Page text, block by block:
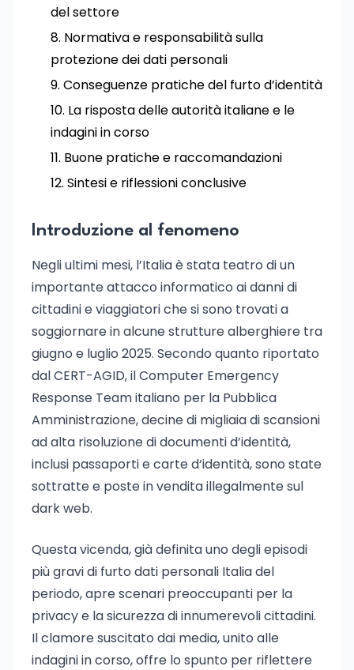
del settore
Normativa e responsabilità sulla
protezione dei dati personali
Conseguenze pratiche del furto d’identità
La risposta delle autorità italiane e le
indagini in corso
Buone pratiche e raccomandazioni
Sintesi e riflessioni conclusive
Introduzione al fenomeno
Negli ultimi mesi, l’Italia è stata teatro di un
importante attacco informatico ai danni di
cittadini e viaggiatori che si sono trovati a
soggiornare in alcune strutture alberghiere tra
giugno e luglio 2025. Secondo quanto riportato
dal CERT-AGID, il Computer Emergency
Response Team italiano per la Pubblica
Amministrazione, decine di migliaia di scansioni
ad alta risoluzione di documenti d’identità,
inclusi passaporti e carte d’identità, sono state
sottratte e poste in vendita illegalmente sul
dark web.
Questa vicenda, già definita uno degli episodi
più gravi di furto dati personali Italia del
periodo, apre scenari preoccupanti per la
privacy e la sicurezza di innumerevoli cittadini.
Il clamore suscitato dai media, unito alle
indagini in corso, offre lo spunto per riflettere